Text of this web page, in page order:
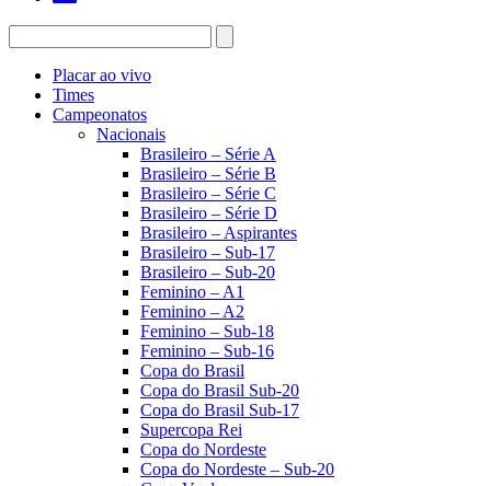
Placar ao vivo
Times
Campeonatos
Nacionais
Brasileiro – Série A
Brasileiro – Série B
Brasileiro – Série C
Brasileiro – Série D
Brasileiro – Aspirantes
Brasileiro – Sub-17
Brasileiro – Sub-20
Feminino – A1
Feminino – A2
Feminino – Sub-18
Feminino – Sub-16
Copa do Brasil
Copa do Brasil Sub-20
Copa do Brasil Sub-17
Supercopa Rei
Copa do Nordeste
Copa do Nordeste – Sub-20